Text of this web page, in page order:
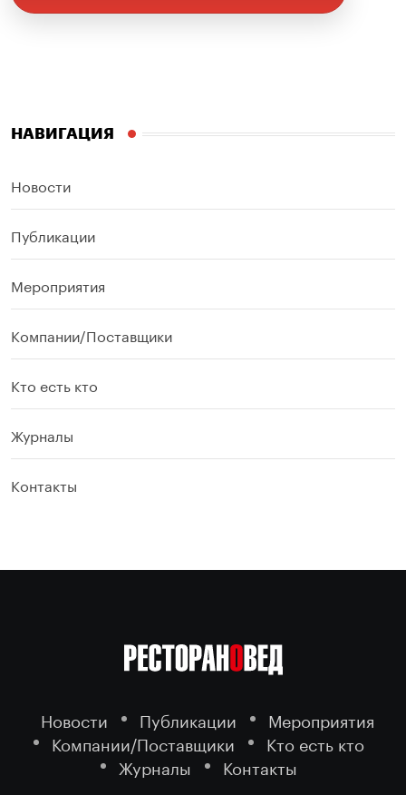
НАВИГАЦИЯ
Новости
Публикации
Мероприятия
Компании/Поставщики
Кто есть кто
Журналы
Контакты
Новости Публикации
Мероприятия
Компании/Поставщики
Кто есть кто
Журналы
Контакты